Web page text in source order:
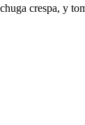
crespa, y